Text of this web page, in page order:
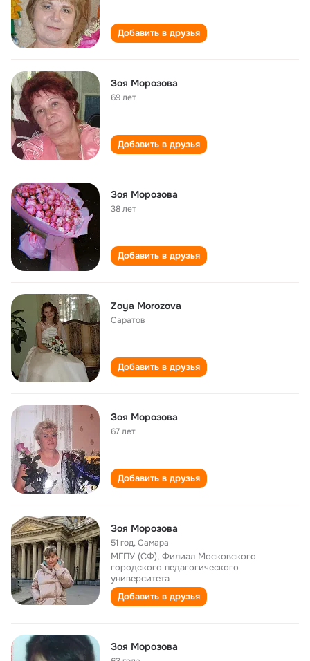
Добавить в друзья
Зоя Морозова
69 лет
Добавить в друзья
Зоя Морозова
38 лет
Добавить в друзья
Zoya Morozova
Саратов
Добавить в друзья
Зоя Морозова
67 лет
Добавить в друзья
Зоя Морозова
51 год,Самара
МГПУ (СФ), Филиал Московского
городского педагогического
университета
Добавить в друзья
Зоя Морозова